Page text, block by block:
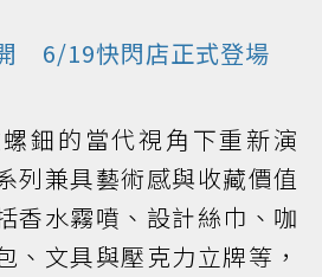
6/19快閃店正式登場
鈿的當代視角下重新演
列兼具藝術感與收藏價值
香水霧噴、設計絲巾、咖
、文具與壓克力立牌等，